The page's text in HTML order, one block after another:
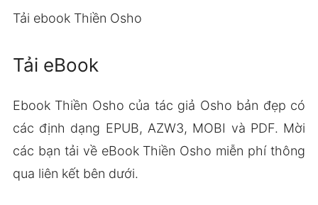
Tải ebook Thiền Osho
Tải eBook
Ebook Thiền Osho của tác giả Osho bản đẹp có
các định dạng EPUB, AZW3, MOBI và PDF. Mời
các bạn tải về eBook Thiền Osho miễn phí thông
qua liên kết bên dưới.